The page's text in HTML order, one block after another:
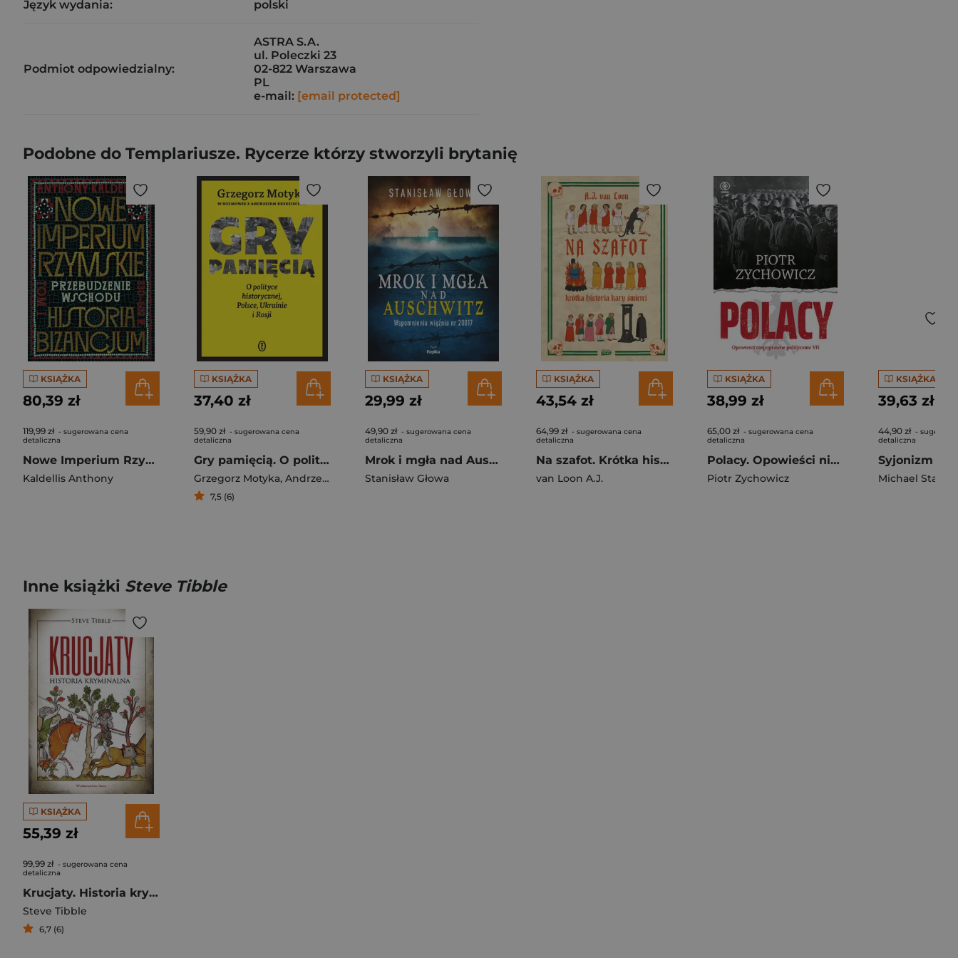
Język wydania: polski
Podmiot odpowiedzialny:
ASTRA S.A.
ul. Poleczki 23
02-822 Warszawa
PL
e-mail: [email protected]
Podobne do Templariusze. Rycerze którzy stworzyli brytanię
KSIĄŻKA
80,39 zł
119,99 zł - sugerowana cena
detaliczna
Nowe Imperium Rzymskie. Przebudzenie Wschodu. Historia Bizancjum. Tom I
Kaldellis Anthony
KSIĄŻKA
37,40 zł
59,90 zł - sugerowana cena
detaliczna
Gry pamięcią. O polityce historycznej, Polsce, Ukrainie i Rosji
Grzegorz Motyka, Andrzej Brzeziecki
7,5 (6)
KSIĄŻKA
29,99 zł
49,90 zł - sugerowana cena
detaliczna
Mrok i mgła nad Auschwitz
Stanisław Głowa
KSIĄŻKA
43,54 zł
64,99 zł - sugerowana cena
detaliczna
Na szafot. Krótka historia kary śmierci
van Loon A.J.
KSIĄŻKA
38,99 zł
65,00 zł - sugerowana cena
detaliczna
Polacy. Opowieści niepoprawne politycznie VII
Piotr Zychowicz
KSIĄŻKA
39,63 zł
44,90 zł -
detaliczna
Syjonizm
Michael
Inne książki Steve Tibble
KSIĄŻKA
55,39 zł
99,99 zł - sugerowana cena
detaliczna
Krucjaty. Historia kryminalna
Steve Tibble
6,7 (6)